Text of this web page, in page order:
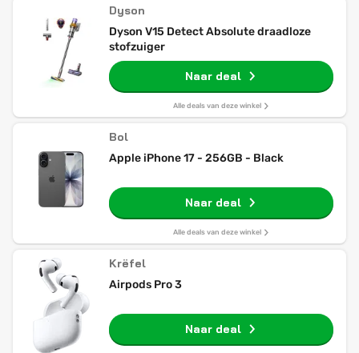
Dyson
Dyson V15 Detect Absolute draadloze
stofzuiger
Naar deal
Alle deals van deze winkel
Bol
Apple iPhone 17 - 256GB - Black
Naar deal
Alle deals van deze winkel
Krëfel
Airpods Pro 3
Naar deal